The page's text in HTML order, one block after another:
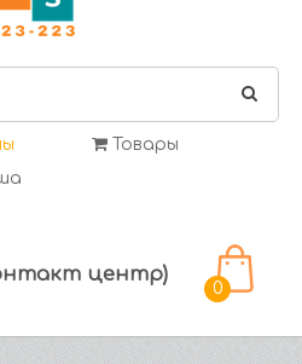
Товары
центр)
0